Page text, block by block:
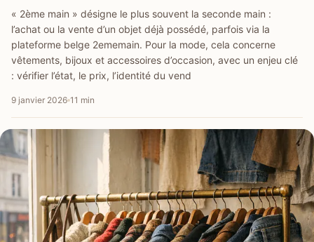
« 2ème main » désigne le plus souvent la seconde main :
l’achat ou la vente d’un objet déjà possédé, parfois via la
plateforme belge 2ememain. Pour la mode, cela concerne
vêtements, bijoux et accessoires d’occasion, avec un enjeu clé
: vérifier l’état, le prix, l’identité du vend
9 janvier 2026 11 min